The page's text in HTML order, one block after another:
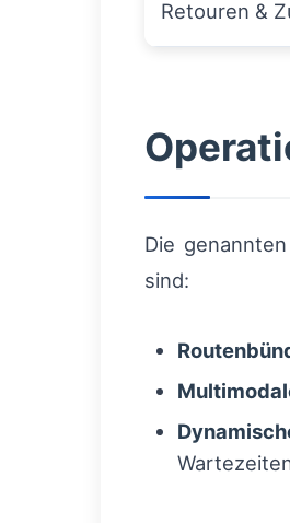
Retouren &
Die
sind: